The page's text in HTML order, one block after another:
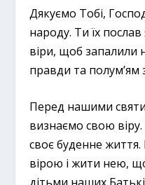
Дякуємо Тобі,
народу. Ти їх
віри, щоб запалили
правди та полум’ям
Перед нашими
визнаємо свою
своє буденне
вірою і жити нею,